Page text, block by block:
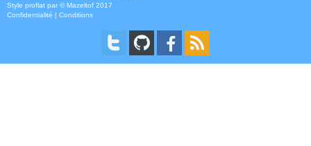
Style proflat par ©Mazeltof 2017
Confidentialité | Conditions